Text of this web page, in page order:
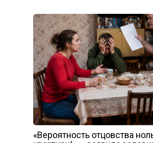
«Вероятность отцовства